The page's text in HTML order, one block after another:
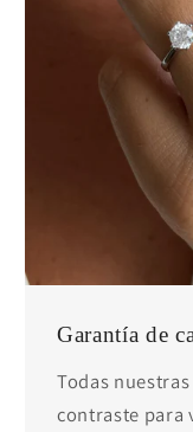
Garantía de
Todas
contraste para